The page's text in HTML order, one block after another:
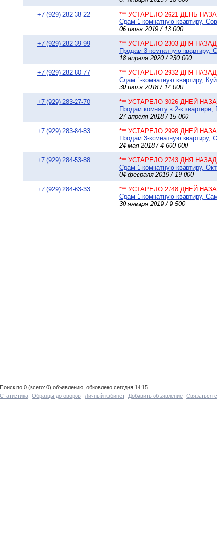
+7 (929) 282-38-22
*** УСТАРЕЛО 2621 ДЕНЬ
Сдам 1-комнатную квартиру,
06 июня 2019 / 13 000
+7 (929) 282-39-99
*** УСТАРЕЛО 2303 ДНЯ НАЗАД
Продам 3-комнатную квартиру,
18 апреля 2020 / 230 000
+7 (929) 282-80-77
*** УСТАРЕЛО 2932 ДНЯ НАЗАД
Сдам 1-комнатную квартиру,
30 июля 2018 / 14 000
+7 (929) 283-27-70
*** УСТАРЕЛО 3026 ДНЕЙ
Продам комнату в 2-к
27 апреля 2018 / 15 000
+7 (929) 283-84-83
*** УСТАРЕЛО 2998 ДНЕЙ
Продам 3-комнатную квартиру,
24 мая 2018 / 4 600 000
+7 (929) 284-53-88
*** УСТАРЕЛО 2743 ДНЯ НАЗАД
Сдам 1-комнатную квартиру,
04 февраля 2019 / 19 000
+7 (929) 284-63-33
*** УСТАРЕЛО 2748 ДНЕЙ
Сдам 1-комнатную квартиру,
30 января 2019 / 9 500
Поиск по 0 (всего: 0) объявлению, обновлено сегодня 14:15
Статистика
Образцы договоров Личный кабинет Добавить объявление Связаться